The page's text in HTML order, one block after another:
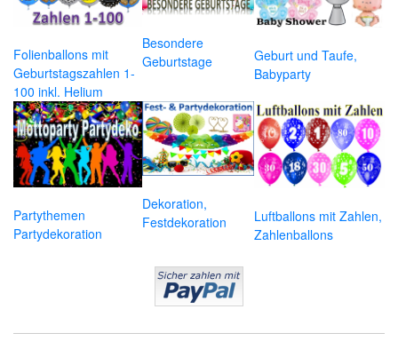
Folienballons mit
Geburtstagszahlen 1-
100 inkl. Helium
Besondere
Geburtstage
Geburt und Taufe,
Babyparty
Partythemen
Partydekoration
Dekoration,
Festdekoration
Luftballons mit Zahlen,
Zahlenballons